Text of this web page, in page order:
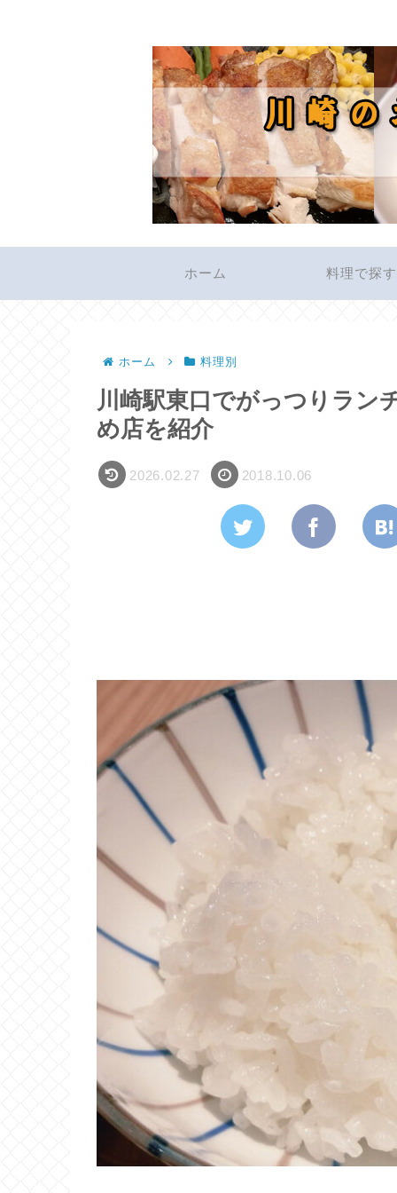
ホーム 料理で探す
ホーム 料理別
川崎駅東口でがっつりラン
め店を紹介
2026.02.27 2018.10.06